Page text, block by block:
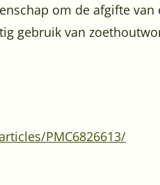
om de afgifte
gebruik van
PMC6826613/